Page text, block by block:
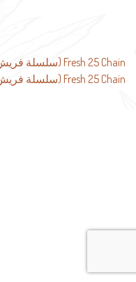
تصفّح
المقالات
Fresh 25 Chain (سلسلة فريش 25)
Fresh 25 Chain (سلسلة فريش 25)